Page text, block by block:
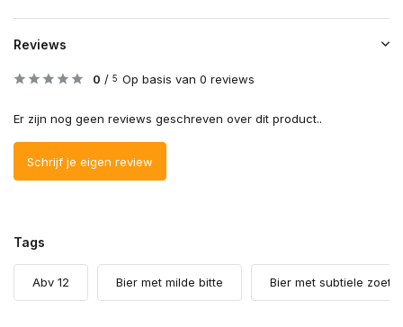
Reviews
0 / 5 Op basis van 0 reviews
Er zijn nog geen reviews geschreven over dit product..
Schrijf je eigen review
Tags
Abv 12 Bier met milde bitte Bier met subtiele